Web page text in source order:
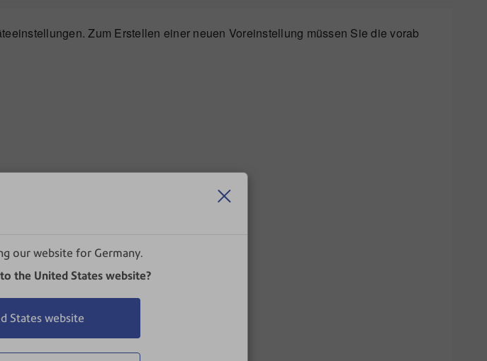
our website for Germany.
the United States website?
States website
Zum Erstellen einer neuen Voreinstellung müssen Sie die vorab